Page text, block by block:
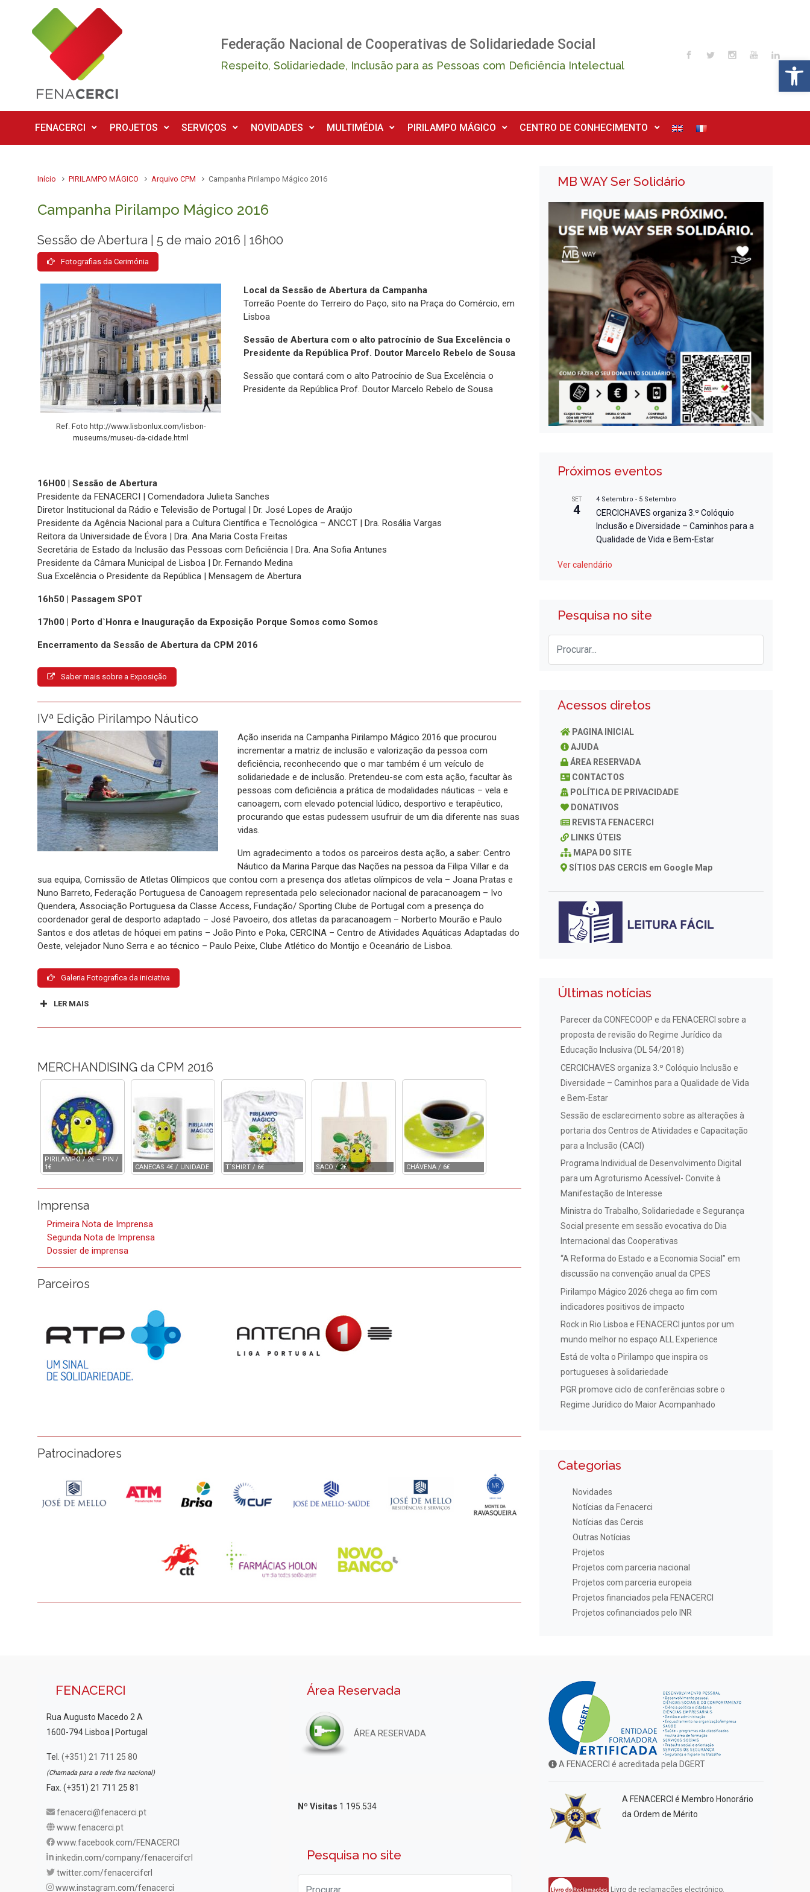
Skip to main content
Federação Nacional de Cooperativas de Solidariedade Social
Respeito, Solidariedade, Inclusão para as Pessoas com Deficiência Intelectual
FENACERCI PROJETOS SERVIÇOS NOVIDADES MULTIMÉDIA PIRILAMPO MÁGICO CENTRO DE CONHECIMENTO
Início PIRILAMPO MÁGICO Arquivo CPM Campanha Pirilampo Mágico 2016
Campanha Pirilampo Mágico 2016
Sessão de Abertura | 5 de maio 2016 | 16h00
Fotografias da Cerimónia
Ref. Foto http://www.lisbonlux.com/lisbon-
museums/museu-da-cidade.html
Local da Sessão de Abertura da Campanha
Torreão Poente do Terreiro do Paço, sito na Praça do Comércio, em
Lisboa
Sessão de Abertura com o alto patrocínio de Sua Excelência o
Presidente da República Prof. Doutor Marcelo Rebelo de Sousa
Sessão que contará com o alto Patrocínio de Sua Excelência o
Presidente da República Prof. Doutor Marcelo Rebelo de Sousa
16H00 | Sessão de Abertura
Presidente da FENACERCI | Comendadora Julieta Sanches
Diretor Institucional da Rádio e Televisão de Portugal | Dr. José Lopes de Araújo
Presidente da Agência Nacional para a Cultura Científica e Tecnológica – ANCCT | Dra. Rosália Vargas
Reitora da Universidade de Évora | Dra. Ana Maria Costa Freitas
Secretária de Estado da Inclusão das Pessoas com Deficiência | Dra. Ana Sofia Antunes
Presidente da Câmara Municipal de Lisboa | Dr. Fernando Medina
Sua Excelência o Presidente da República | Mensagem de Abertura
16h50 | Passagem SPOT
17h00 | Porto d`Honra e Inauguração da Exposição Porque Somos como Somos
Encerramento da Sessão de Abertura da CPM 2016
Saber mais sobre a Exposição
IVª Edição Pirilampo Náutico
Ação inserida na Campanha Pirilampo Mágico 2016 que procurou
incrementar a matriz de inclusão e valorização da pessoa com
deficiência, reconhecendo que o mar também é um veículo de
solidariedade e de inclusão. Pretendeu-se com esta ação, facultar às
pessoas com deficiência a prática de modalidades náuticas – vela e
canoagem, com elevado potencial lúdico, desportivo e terapêutico,
procurando que estas pudessem usufruir de um dia diferente nas suas
vidas.
Um agradecimento a todos os parceiros desta ação, a saber: Centro
Náutico da Marina Parque das Nações na pessoa da Filipa Villar e da
sua equipa, Comissão de Atletas Olímpicos que contou com a presença dos atletas olímpicos de vela – Joana Pratas e
Nuno Barreto, Federação Portuguesa de Canoagem representada pelo selecionador nacional de paracanoagem – Ivo
Quendera, Associação Portuguesa da Classe Access, Fundação/ Sporting Clube de Portugal com a presença do
coordenador geral de desporto adaptado – José Pavoeiro, dos atletas da paracanoagem – Norberto Mourão e Paulo
Santos e dos atletas de hóquei em patins – João Pinto e Poka, CERCINA – Centro de Atividades Aquáticas Adaptadas do
Oeste, velejador Nuno Serra e ao técnico – Paulo Peixe, Clube Atlético do Montijo e Oceanário de Lisboa.
Galeria Fotografica da iniciativa
LER MAIS
MERCHANDISING da CPM 2016
PIRILAMPO / 2€ – PIN /
1€
CANECAS 4€ / UNIDADE T`SHIRT / 6€ SACO / 2€ CHÁVENA / 6€
Imprensa
Primeira Nota de Imprensa
Segunda Nota de Imprensa
Dossier de imprensa
Parceiros
Patrocinadores
MB WAY Ser Solidário
Próximos eventos
SET
4
4 Setembro - 5 Setembro
CERCICHAVES organiza 3.º Colóquio
Inclusão e Diversidade – Caminhos para a
Qualidade de Vida e Bem-Estar
Ver calendário
Pesquisa no site
Acessos diretos
PAGINA INICIAL
AJUDA
ÁREA RESERVADA
CONTACTOS
POLÍTICA DE PRIVACIDADE
DONATIVOS
REVISTA FENACERCI
LINKS ÚTEIS
MAPA DO SITE
SÍTIOS DAS CERCIS em Google Map
Últimas notícias
Parecer da CONFECOOP e da FENACERCI sobre a
proposta de revisão do Regime Jurídico da
Educação Inclusiva (DL 54/2018)
CERCICHAVES organiza 3.º Colóquio Inclusão e
Diversidade – Caminhos para a Qualidade de Vida
e Bem-Estar
Sessão de esclarecimento sobre as alterações à
portaria dos Centros de Atividades e Capacitação
para a Inclusão (CACI)
Programa Individual de Desenvolvimento Digital
para um Agroturismo Acessível- Convite à
Manifestação de Interesse
Ministra do Trabalho, Solidariedade e Segurança
Social presente em sessão evocativa do Dia
Internacional das Cooperativas
“A Reforma do Estado e a Economia Social” em
discussão na convenção anual da CPES
Pirilampo Mágico 2026 chega ao fim com
indicadores positivos de impacto
Rock in Rio Lisboa e FENACERCI juntos por um
mundo melhor no espaço ALL Experience
Está de volta o Pirilampo que inspira os
portugueses à solidariedade
PGR promove ciclo de conferências sobre o
Regime Jurídico do Maior Acompanhado
Categorias
Novidades
Notícias da Fenacerci
Notícias das Cercis
Outras Notícias
Projetos
Projetos com parceria nacional
Projetos com parceria europeia
Projetos financiados pela FENACERCI
Projetos cofinanciados pelo INR
FENACERCI
Rua Augusto Macedo 2 A
1600-794 Lisboa | Portugal
Tel. (+351) 21 711 25 80
(Chamada para a rede fixa nacional)
Fax. (+351) 21 711 25 81
fenacerci@fenacerci.pt
www.fenacerci.pt
www.facebook.com/FENACERCI
inkedin.com/company/fenacercifcrl
twitter.com/fenacercifcrl
www.instagram.com/fenacerci
Área Reservada
ÁREA RESERVADA
Nº Visitas 1.195.534
Pesquisa no site
A FENACERCI é acreditada pela DGERT
A FENACERCI é Membro Honorário
da Ordem de Mérito
Livro de reclamações electrónico.